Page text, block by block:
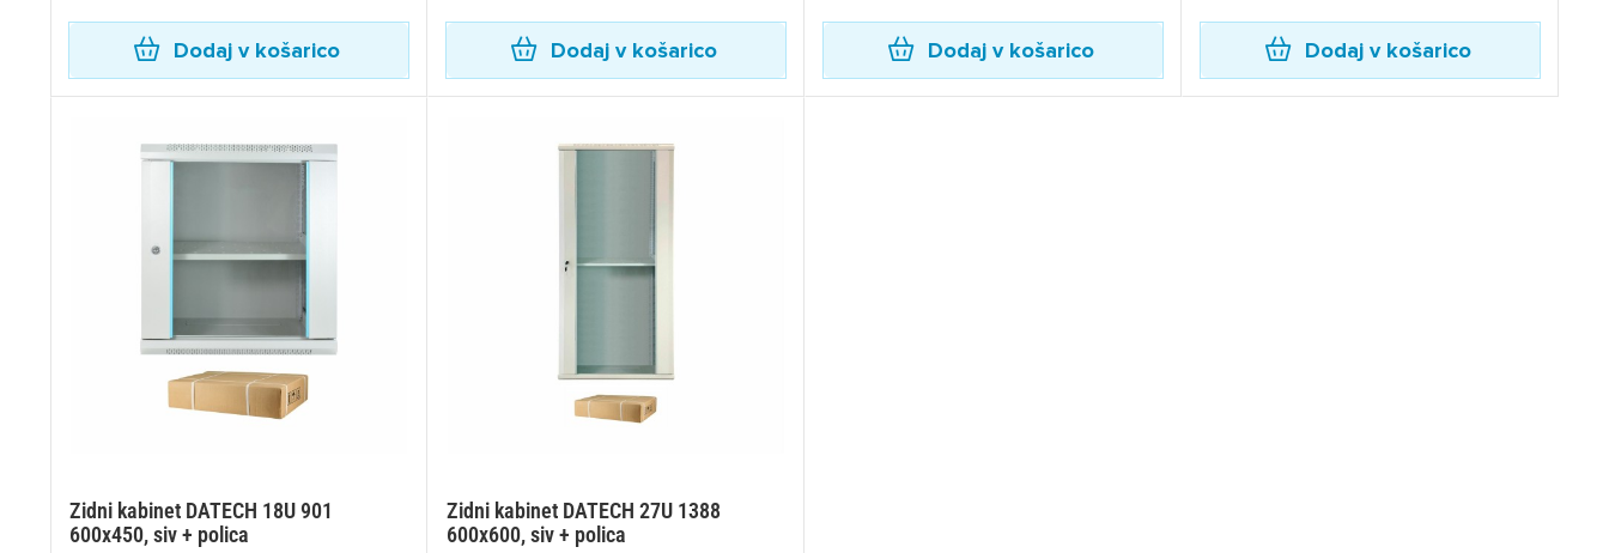
Dodaj v košarico Dodaj v košarico Dodaj v košarico Dodaj v košarico
Zidni kabinet DATECH 18U 901
600x450, siv + polica
Zidni kabinet DATECH 27U 1388
600x600, siv + polica
Prekliči Prijava